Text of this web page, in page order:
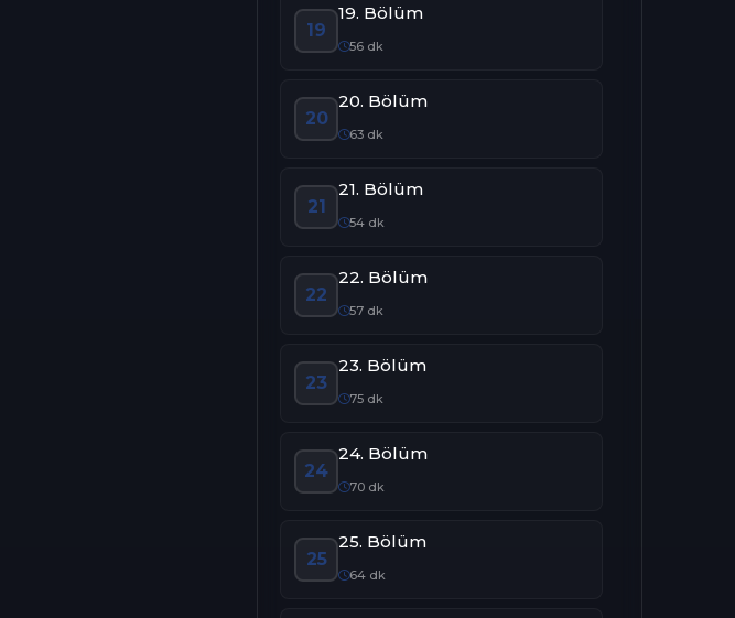
19
19. Bölüm
56 dk
20
20. Bölüm
63 dk
21
21. Bölüm
54 dk
22
22. Bölüm
57 dk
23
23. Bölüm
75 dk
24
24. Bölüm
70 dk
25
25. Bölüm
64 dk